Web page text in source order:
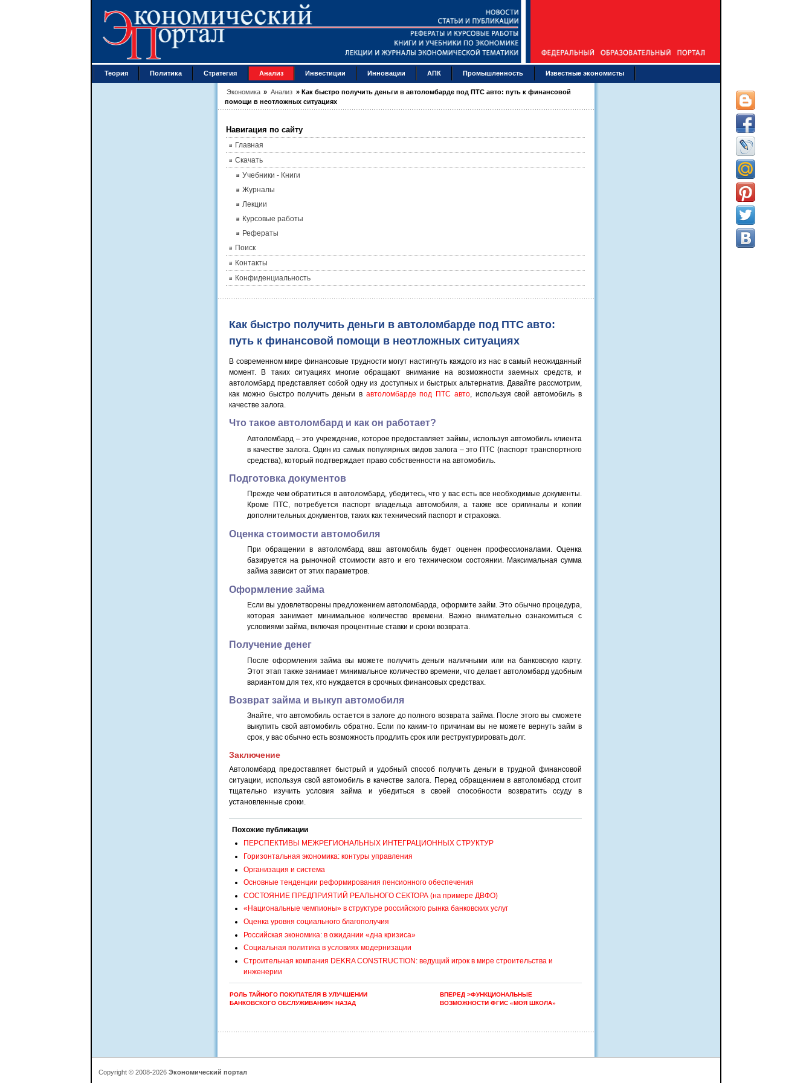
Теория Политика Стратегия Анализ Инвестиции Инновации АПК Промышленность Известные экономисты
Экономика » Анализ » Как быстро получить деньги в автоломбарде под ПТС авто: путь к финансовой
помощи в неотложных ситуациях
Навигация по сайту
Главная
Скачать
Учебники - Книги
Журналы
Лекции
Курсовые работы
Рефераты
Поиск
Контакты
Конфиденциальность
Как быстро получить деньги в автоломбарде под ПТС авто:
путь к финансовой помощи в неотложных ситуациях
В современном мире финансовые трудности могут настигнуть каждого из нас в самый неожиданный
момент. В таких ситуациях многие обращают внимание на возможности заемных средств, и
автоломбард представляет собой одну из доступных и быстрых альтернатив. Давайте рассмотрим,
как можно быстро получить деньги в автоломбарде под ПТС авто, используя свой автомобиль в
качестве залога.
Что такое автоломбард и как он работает?
Автоломбард – это учреждение, которое предоставляет займы, используя автомобиль клиента
в качестве залога. Один из самых популярных видов залога – это ПТС (паспорт транспортного
средства), который подтверждает право собственности на автомобиль.
Подготовка документов
Прежде чем обратиться в автоломбард, убедитесь, что у вас есть все необходимые документы.
Кроме ПТС, потребуется паспорт владельца автомобиля, а также все оригиналы и копии
дополнительных документов, таких как технический паспорт и страховка.
Оценка стоимости автомобиля
При обращении в автоломбард ваш автомобиль будет оценен профессионалами. Оценка
базируется на рыночной стоимости авто и его техническом состоянии. Максимальная сумма
займа зависит от этих параметров.
Оформление займа
Если вы удовлетворены предложением автоломбарда, оформите займ. Это обычно процедура,
которая занимает минимальное количество времени. Важно внимательно ознакомиться с
условиями займа, включая процентные ставки и сроки возврата.
Получение денег
После оформления займа вы можете получить деньги наличными или на банковскую карту.
Этот этап также занимает минимальное количество времени, что делает автоломбард удобным
вариантом для тех, кто нуждается в срочных финансовых средствах.
Возврат займа и выкуп автомобиля
Знайте, что автомобиль остается в залоге до полного возврата займа. После этого вы сможете
выкупить свой автомобиль обратно. Если по каким-то причинам вы не можете вернуть займ в
срок, у вас обычно есть возможность продлить срок или реструктурировать долг.
Заключение
Автоломбард предоставляет быстрый и удобный способ получить деньги в трудной финансовой
ситуации, используя свой автомобиль в качестве залога. Перед обращением в автоломбард стоит
тщательно изучить условия займа и убедиться в своей способности возвратить ссуду в
установленные сроки.
Похожие публикации
ПЕРСПЕКТИВЫ МЕЖРЕГИОНАЛЬНЫХ ИНТЕГРАЦИОННЫХ СТРУКТУР
Горизонтальная экономика: контуры управления
Организация и система
Основные тенденции реформирования пенсионного обеспечения
СОСТОЯНИЕ ПРЕДПРИЯТИЙ РЕАЛЬНОГО СЕКТОРА (на примере ДВФО)
«Национальные чемпионы» в структуре российского рынка банковских услуг
Оценка уровня социального благополучия
Российская экономика: в ожидании «дна кризиса»
Социальная политика в условиях модернизации
Строительная компания DEKRA CONSTRUCTION: ведущий игрок в мире строительства и
инженерии
РОЛЬ ТАЙНОГО ПОКУПАТЕЛЯ В УЛУЧШЕНИИ
БАНКОВСКОГО ОБСЛУЖИВАНИЯ< НАЗАД
ВПЕРЕД >ФУНКЦИОНАЛЬНЫЕ
ВОЗМОЖНОСТИ ФГИС «МОЯ ШКОЛА»
Copyright © 2008-2026 Экономический портал